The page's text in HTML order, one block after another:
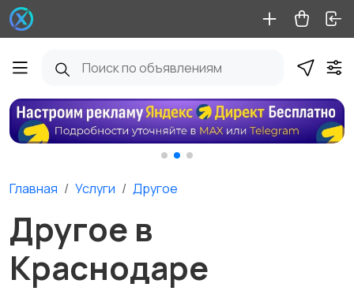
Главная Услуги Другое
Другое в
Краснодаре